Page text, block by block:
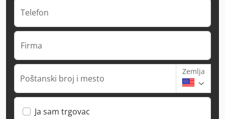
Telefon
Firma
Poštanski broj i mesto
Zemlja
Ja sam trgovac